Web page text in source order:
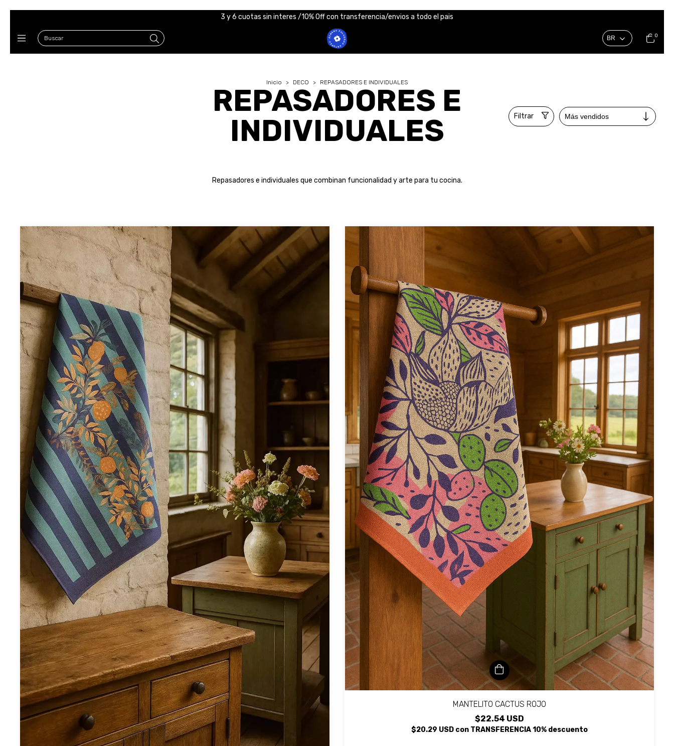
3 y 6 cuotas sin interes /10% Off con transferencia/envios a todo el pais
0
Inicio > DECO > REPASADORES E INDIVIDUALES
REPASADORES E
INDIVIDUALES
Repasadores e individuales que combinan funcionalidad y arte para tu cocina.
Filtrar
MANTELITO CACTUS ROJO
$22.54 USD
$20.29 USD con TRANSFERENCIA 10% descuento